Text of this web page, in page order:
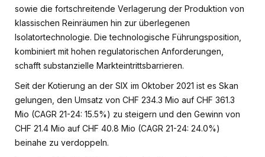
sowie die fortschreitende Verlagerung der Produktion von
klassischen Reinräumen hin zur überlegenen
Isolatortechnologie. Die technologische Führungsposition,
kombiniert mit hohen regulatorischen Anforderungen,
schafft substanzielle Markteintrittsbarrieren.
Seit der Kotierung an der SIX im Oktober 2021 ist es Skan
gelungen, den Umsatz von CHF 234.3 Mio auf CHF 361.3
Mio (CAGR 21-24: 15.5%) zu steigern und den Gewinn von
CHF 21.4 Mio auf CHF 40.8 Mio (CAGR 21-24: 24.0%)
beinahe zu verdoppeln.